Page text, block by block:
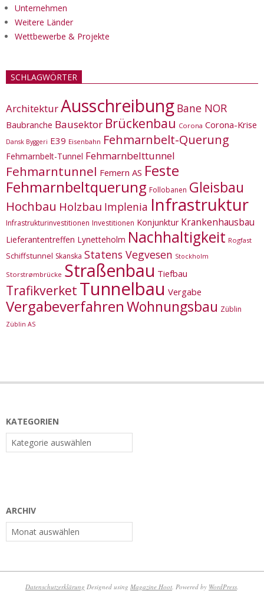
Unternehmen
Weitere Länder
Wettbewerbe & Projekte
SCHLAGWÖRTER
ArchitekturAusschreibung Bane NOR
Baubranche Bausektor Brückenbau Corona Corona-Krise
Dansk Byggeri E39 Eisenbahn Fehmarnbelt-Querung
Fehmarnbelt-Tunnel Fehmarnbelttunnel
Fehmarntunnel Femern AS Feste
Fehmarnbeltquerung Follobanen Gleisbau
Hochbau Holzbau Implenia Infrastruktur
Infrastrukturinvestitionen Investitionen Konjunktur Krankenhausbau
Lieferantentreffen Lynetteholm Nachhaltigkeit Rogfast
Schiffstunnel Skanska Statens Vegvesen Stockholm
Storstrømbrücke Straßenbau Tiefbau
Trafikverket Tunnelbau Vergabe
VergabeverfahrenWohnungsbau Züblin
Züblin AS
KATEGORIEN
Kategorien
ARCHIV
Archiv
Datenschutzerklärung Designed using Magazine Hoot . Powered by WordPress